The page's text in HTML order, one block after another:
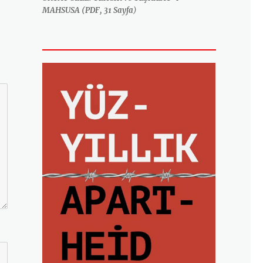
MAHSUSA (PDF, 31 Sayfa)